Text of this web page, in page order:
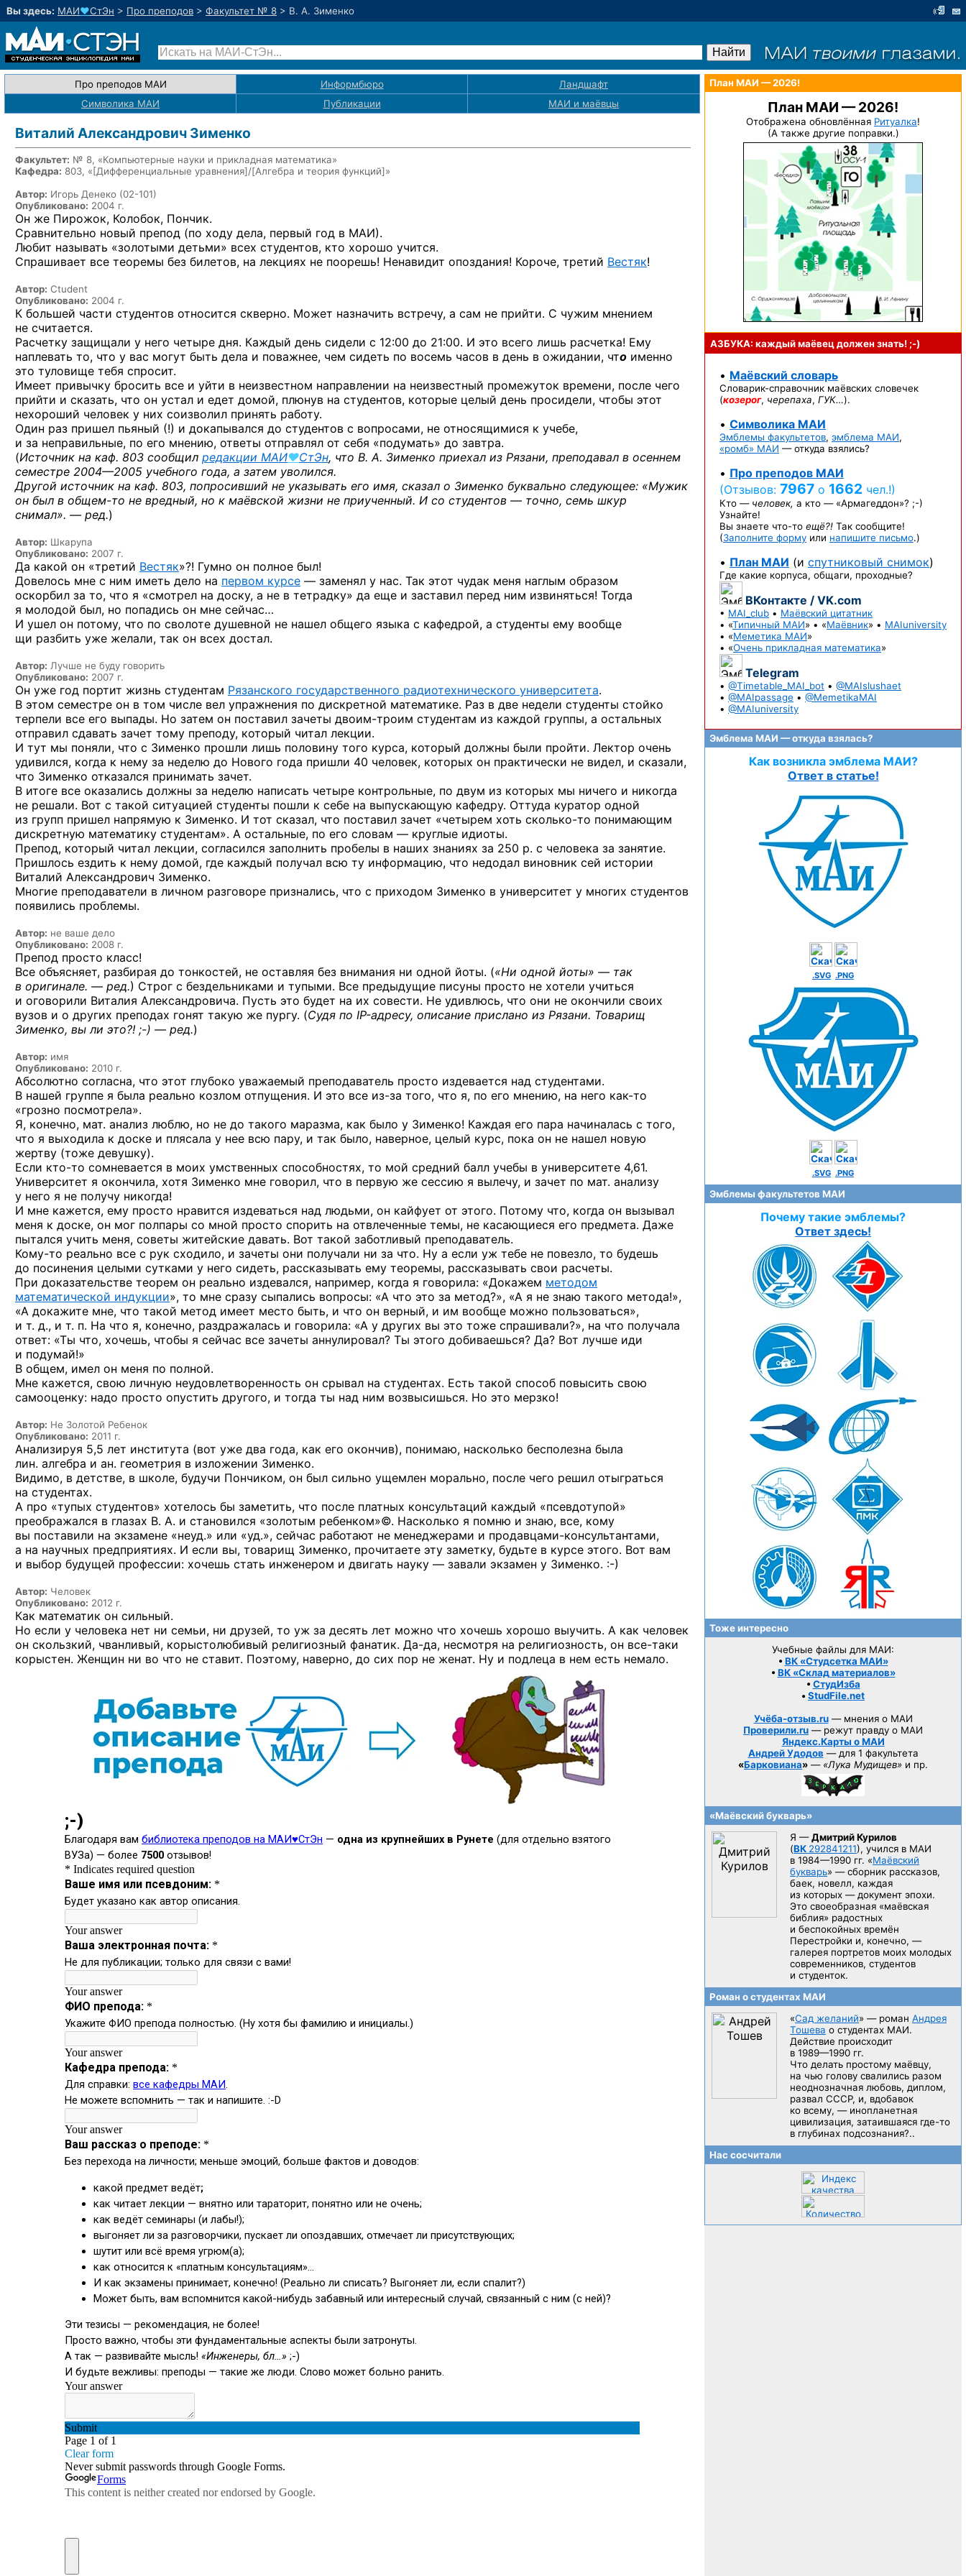
Вы здесь: МАИ♥СтЭн > Про преподов > Факультет № 8 > В. А. Зименко
Про преподов МАИ Информбюро
Ландшафт
Символика МАИ
Публикации МАИ и маёвцы
Виталий Александрович Зименко
Факультет: № 8, «Компьютерные науки и прикладная математика»
Кафедра: 803, «[Дифференциальные уравнения]/[Алгебра и теория функций]»
Автор: Игорь Денеко (02-101)
Опубликовано: 2004 г.
Он же Пирожок, Колобок, Пончик.
Сравнительно новый препод (по ходу дела, первый год в МАИ).
Любит называть «золотыми детьми» всех студентов, кто хорошо учится.
Спрашивает все теоремы без билетов, на лекциях не поорешь! Ненавидит опоздания! Короче, третий Вестяк!
Автор: Ctudent
Опубликовано: 2004 г.
К большей части студентов относится скверно. Может назначить встречу, а сам не прийти. С чужим мнением
не считается.
Расчетку защищали у него четыре дня. Каждый день сидели с 12:00 до 21:00. И это всего лишь расчетка! Ему
наплевать то, что у вас могут быть дела и поважнее, чем сидеть по восемь часов в день в ожидании, что именно
это туловище тебя спросит.
Имеет привычку бросить все и уйти в неизвестном направлении на неизвестный промежуток времени, после чего
прийти и сказать, что он устал и едет домой, плюнув на студентов, которые целый день просидели, чтобы этот
нехороший человек у них соизволил принять работу.
Один раз пришел пьяный (!) и докапывался до студентов с вопросами, не относящимися к учебе,
и за неправильные, по его мнению, ответы отправлял от себя «подумать» до завтра.
(Источник на каф. 803 сообщил редакции МАИ♥СтЭн, что В. А. Зименко приехал из Рязани, преподавал в осеннем
семестре 2004—2005 учебного года, а затем уволился.
Другой источник на каф. 803, попросивший не указывать его имя, сказал о Зименко буквально следующее: «Мужик
он был в общем-то не вредный, но к маёвской жизни не приученный. И со студентов — точно, семь шкур
снимал». — ред.)
Автор: Шкарупа
Опубликовано: 2007 г.
Да какой он «третий Вестяк»?! Гумно он полное был!
Довелось мне с ним иметь дело на первом курсе — заменял у нас. Так этот чудак меня наглым образом
оскорбил за то, что я «смотрел на доску, а не в тетрадку» да еще и заставил перед ним извиняться! Тогда
я молодой был, но попадись он мне сейчас…
И ушел он потому, что по сволоте душевной не нашел общего языка с кафедрой, а студенты ему вообще
щи разбить уже желали, так он всех достал.
Автор: Лучше не буду говорить
Опубликовано: 2007 г.
Он уже год портит жизнь студентам Рязанского государственного радиотехнического университета.
В этом семестре он в том числе вел упражнения по дискретной математике. Раз в две недели студенты стойко
терпели все его выпады. Но затем он поставил зачеты двоим-троим студентам из каждой группы, а остальных
отправил сдавать зачет тому преподу, который читал лекции.
И тут мы поняли, что с Зименко прошли лишь половину того курса, который должны были пройти. Лектор очень
удивился, когда к нему за неделю до Нового года пришли 40 человек, которых он практически не видел, и сказали,
что Зименко отказался принимать зачет.
В итоге все оказались должны за неделю написать четыре контрольные, по двум из которых мы ничего и никогда
не решали. Вот с такой ситуацией студенты пошли к себе на выпускающую кафедру. Оттуда куратор одной
из групп пришел напрямую к Зименко. И тот сказал, что поставил зачет «четырем хоть сколько-то понимающим
дискретную математику студентам». А остальные, по его словам — круглые идиоты.
Препод, который читал лекции, согласился заполнить пробелы в наших знаниях за 250 р. с человека за занятие.
Пришлось ездить к нему домой, где каждый получал всю ту информацию, что недодал виновник сей истории
Виталий Александрович Зименко.
Многие преподаватели в личном разговоре признались, что с приходом Зименко в университет у многих студентов
появились проблемы.
Автор: не ваше дело
Опубликовано: 2008 г.
Препод просто класс!
Все объясняет, разбирая до тонкостей, не оставляя без внимания ни одной йоты. («Ни одной йоты» — так
в оригинале. — ред.) Строг с бездельниками и тупыми. Все предыдущие писуны просто не хотели учиться
и оговорили Виталия Александровича. Пусть это будет на их совести. Не удивлюсь, что они не окончили своих
вузов и о других преподах гонят такую же пургу. (Судя по IP-адресу, описание прислано из Рязани. Товарищ
Зименко, вы ли это?! ;-) — ред.)
Автор: имя
Опубликовано: 2010 г.
Абсолютно согласна, что этот глубоко уважаемый преподаватель просто издевается над студентами.
В нашей группе я была реально козлом отпущения. И это все из-за того, что я, по его мнению, на него как-то
«грозно посмотрела».
Я, конечно, мат. анализ люблю, но не до такого маразма, как было у Зименко! Каждая его пара начиналась с того,
что я выходила к доске и плясала у нее всю пару, и так было, наверное, целый курс, пока он не нашел новую
жертву (тоже девушку).
Если кто-то сомневается в моих умственных способностях, то мой средний балл учебы в университете 4,61.
Университет я окончила, хотя Зименко мне говорил, что в первую же сессию я вылечу, и зачет по мат. анализу
у него я не получу никогда!
И мне кажется, ему просто нравится издеваться над людьми, он кайфует от этого. Потому что, когда он вызывал
меня к доске, он мог полпары со мной просто спорить на отвлеченные темы, не касающиеся его предмета. Даже
пытался учить меня, советы житейские давать. Вот такой заботливый преподаватель.
Кому-то реально все с рук сходило, и зачеты они получали ни за что. Ну а если уж тебе не повезло, то будешь
до посинения целыми сутками у него сидеть, рассказывать ему теоремы, рассказывать свои расчеты.
При доказательстве теорем он реально издевался, например, когда я говорила: «Докажем методом
математической индукции», то мне сразу сыпались вопросы: «А что это за метод?», «А я не знаю такого метода!»,
«А докажите мне, что такой метод имеет место быть, и что он верный, и им вообще можно пользоваться»,
и т. д., и т. п. На что я, конечно, раздражалась и говорила: «А у других вы это тоже спрашивали?», на что получала
ответ: «Ты что, хочешь, чтобы я сейчас все зачеты аннулировал? Ты этого добиваешься? Да? Вот лучше иди
и подумай!»
В общем, имел он меня по полной.
Мне кажется, свою личную неудовлетворенность он срывал на студентах. Есть такой способ повысить свою
самооценку: надо просто опустить другого, и тогда ты над ним возвысишься. Но это мерзко!
Автор: Не Золотой Ребенок
Опубликовано: 2011 г.
Анализируя 5,5 лет института (вот уже два года, как его окончив), понимаю, насколько бесполезна была
лин. алгебра и ан. геометрия в изложении Зименко.
Видимо, в детстве, в школе, будучи Пончиком, он был сильно ущемлен морально, после чего решил отыграться
на студентах.
А про «тупых студентов» хотелось бы заметить, что после платных консультаций каждый «псевдотупой»
преображался в глазах В. А. и становился «золотым ребенком»©. Насколько я помню и знаю, все, кому
вы поставили на экзамене «неуд.» или «уд.», сейчас работают не менеджерами и продавцами-консультантами,
а на научных предприятиях. И если вы, товарищ Зименко, прочитаете эту заметку, будьте в курсе этого. Вот вам
и выбор будущей профессии: хочешь стать инженером и двигать науку — завали экзамен у Зименко. :-)
Автор: Человек
Опубликовано: 2012 г.
Как математик он сильный.
Но если у человека нет ни семьи, ни друзей, то уж за десять лет можно что хочешь хорошо выучить. А как человек
он скользкий, чванливый, корыстолюбивый религиозный фанатик. Да-да, несмотря на религиозность, он все-таки
корыстен. Женщин ни во что не ставит. Поэтому, наверно, до сих пор не женат. Ну и подлеца в нем есть немало.
План МАИ — 2026!
План МАИ — 2026!
Отображена обновлённая Ритуалка!
(А также другие поправки.)
АЗБУКА: каждый маёвец должензнать! ;-)
• Маёвский словарь
Словарик-справочник маёвских словечек
(козерог, черепаха, ГУК…).
• Символика МАИ
Эмблемы факультетов, эмблема МАИ,
«ромб» МАИ — откуда взялись?
• Про преподов МАИ
(Отзывов: 7967 о 1662 чел.!)
Кто — человек, а кто — «Армагеддон»? ;-)
Узнайте!
Вы знаете что-то ещё?! Так сообщите!
(Заполните форму или напишите письмо.)
• План МАИ (и спутниковый снимок)
Где какие корпуса, общаги, проходные?
ВКонтакте / VK.com
• MAI_club • Маёвский цитатник
• «Типичный МАИ» • «Маёвник» • MAIuniversity
• «Меметика МАИ»
• «Очень прикладная математика»
Telegram
• @Timetable_MAI_bot • @MAIslushaet
• @MAIpassage • @MemetikaMAI
• @MAIuniversity
Эмблема МАИ — откуда взялась?
Как возникла эмблема МАИ?
Ответ в статье!
.SVG .PNG
.SVG .PNG
Эмблемы факультетов МАИ
Почему такие эмблемы?
Ответ здесь!
Тоже интересно
Учебные файлы для МАИ:
• ВК «Студсетка МАИ»
• ВК «Склад материалов»
• СтудИзба
• StudFile.net
Учёба-отзыв.ru— мнения о МАИ
Проверили.ru — режут правду о МАИ
Яндекс.Карты о МАИ
Андрей Удодов — для 1 факультета
«Барковиана» — «Лука Мудищев» и пр.
«Маёвский букварь»
Я —Дмитрий Курилов
(ВК 292841211), учился в МАИ
в 1984—1990 гг. «Маёвский
букварь» — сборник рассказов,
баек, новелл, каждая
из которых — документ эпохи.
Это своеобразная «маёвская
библия» радостных
и беспокойных времён
Перестройки и, конечно, —
галерея портретов моих молодых
современников, студентов
и студенток.
Роман о студентах МАИ
«Сад желаний» — роман Андрея
Тошева о студентах МАИ.
Действие происходит
в 1989—1990 гг.
Что делать простому маёвцу,
на чью голову свалились разом
неоднозначная любовь, диплом,
развал CCCP, и, вдобавок
ко всему, — инопланетная
цивилизация, затаившаяся где-то
в глубинах подсознания?..
Нас сосчитали